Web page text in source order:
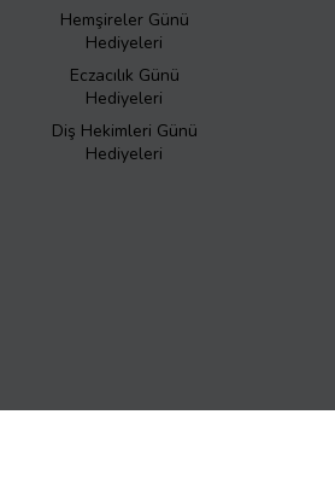
Hemşireler Günü
Hediyeleri
Eczacılık Günü
Hediyeleri
Diş Hekimleri Günü
Hediyeleri